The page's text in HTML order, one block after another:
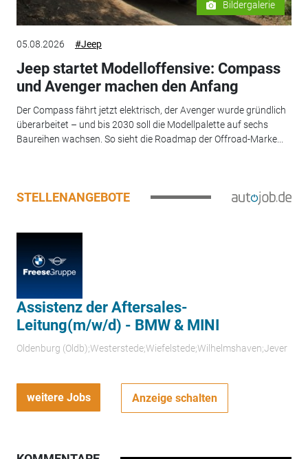
Bildergalerie
05.08.2026 #Jeep
Jeep startet Modelloffensive: Compass
und Avenger machen den Anfang
Der Compass fährt jetzt elektrisch, der Avenger wurde gründlich
überarbeitet – und bis 2030 soll die Modellpalette auf sechs
Baureihen wachsen. So sieht die Roadmap der Offroad-Marke...
STELLENANGEBOTE
Assistenz der Aftersales-
Leitung(m/w/d) - BMW & MINI
Oldenburg (Oldb);Westerstede;Wiefelstede;Wilhelmshaven;Jever
weitere Jobs Anzeige schalten